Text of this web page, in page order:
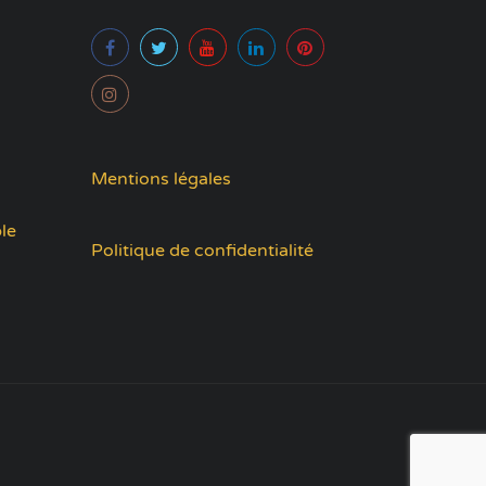
Mentions légales
Politique de confidentialité